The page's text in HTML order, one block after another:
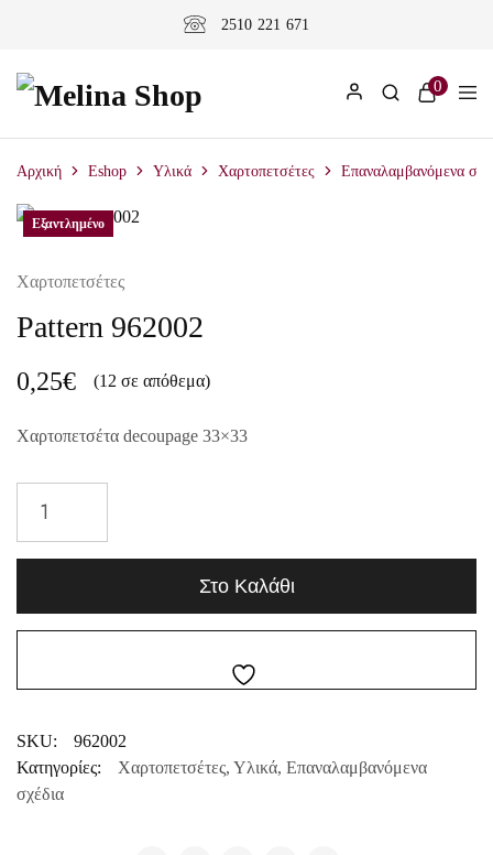
2510 221 671
0
Αρχική Eshop Υλικά Χαρτοπετσέτες Επαναλαμβανόμενα
Χαρτοπετσέτες
Pattern 962002
0,25€ (12 σε απόθεμα)
Χαρτοπετσέτα decoupage 33×33
Στο Καλάθι
SKU:
962002
Κατηγορίες:
Χαρτοπετσέτες, Υλικά, Επαναλαμβανόμενα
σχέδια
Εξαντλημένο